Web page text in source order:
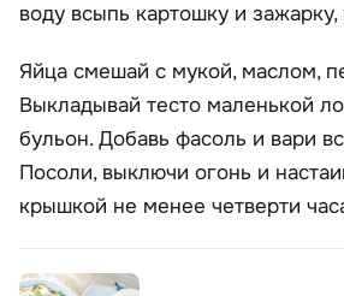
воду всыпь картошку и
Яйца смешай с мукой, маслом,
Выкладывай тесто маленькой
бульон. Добавь фасоль и вари
Посоли, выключи огонь и
крышкой не менее четверти